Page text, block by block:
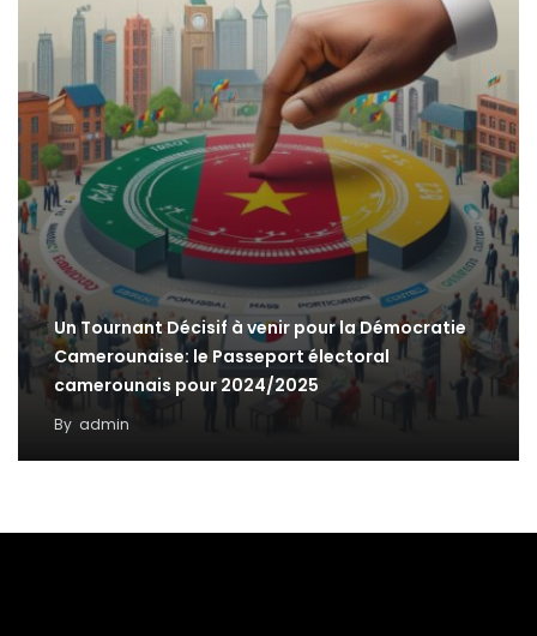
Un Tournant Décisif à venir pour la Démocratie
Camerounaise: le Passeport électoral
camerounais pour 2024/2025
By admin